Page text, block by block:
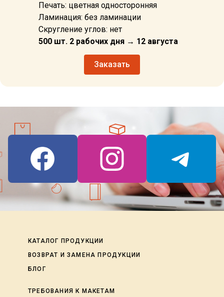
Печать: цветная односторонняя
Ламинация: без ламинации
Скругление углов: нет
500 шт. 2 рабочих дня → 12 августа
Заказать
КАТАЛОГ ПРОДУКЦИИ
ВОЗВРАТ И ЗАМЕНА ПРОДУКЦИИ
БЛОГ
ТРЕБОВАНИЯ К МАКЕТАМ